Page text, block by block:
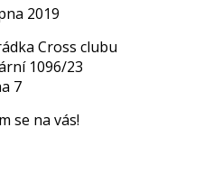
2019
Cross clubu
1096/23
7
se na vás!